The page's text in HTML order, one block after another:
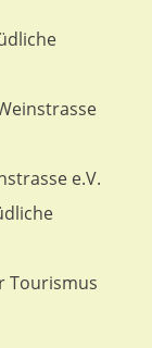
e.V.
Tourismus